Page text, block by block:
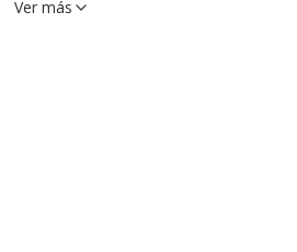
Ver más